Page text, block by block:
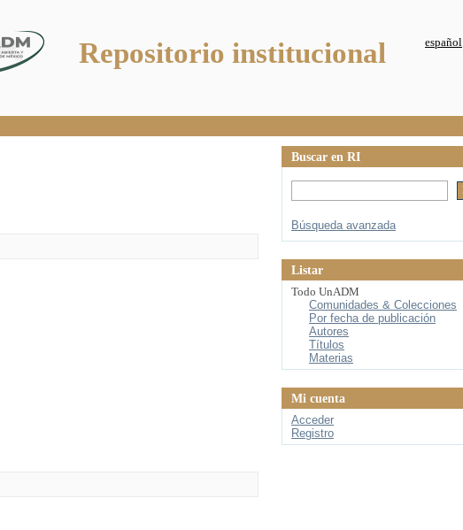
Repositorio institucional
español
Buscar en RI
Búsqueda avanzada
Listar
Todo UnADM
Comunidades & Colecciones
Por fecha de publicación
Autores
Títulos
Materias
Mi cuenta
Acceder
Registro